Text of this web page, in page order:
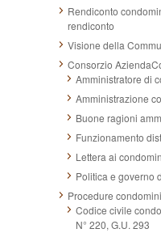
Rendiconto
rendiconto
Visione della
Consorzio
Amministratore di
Amministrazione
Buone ragioni
Funzionamento
Lettera ai
Politica e governo
Procedure
Codice civile
N° 220, G.U. 293